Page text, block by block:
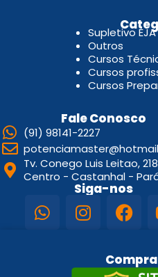
Supletivo EJA
Outros
Cursos
Cursos
Cursos
Fale Conosco
(91) 98141-2227
Tv. Conego Luis Leitao,
Centro - Castanhal -
Siga-nos